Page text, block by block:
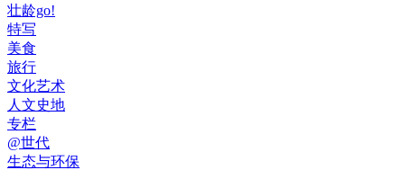
壮龄go!
特写
美食
旅行
文化艺术
人文史地
专栏
@世代
生态与环保